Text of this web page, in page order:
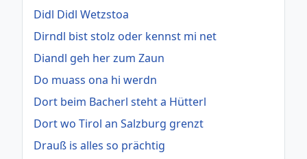
Didl Didl Wetzstoa
Dirndl bist stolz oder kennst mi net
Diandl geh her zum Zaun
Do muass ona hi werdn
Dort beim Bacherl steht a Hütterl
Dort wo Tirol an Salzburg grenzt
Drauß is alles so prächtig